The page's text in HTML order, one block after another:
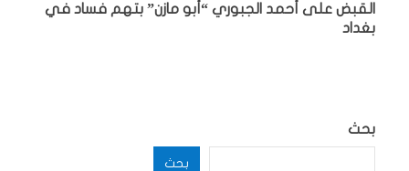
القبض على أحمد الجبوري “أبو مازن” بتهم فساد في
بغداد
بحث
بحث